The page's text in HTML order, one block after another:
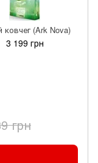
ковчег (Ark Nova)
3 199 грн
грн